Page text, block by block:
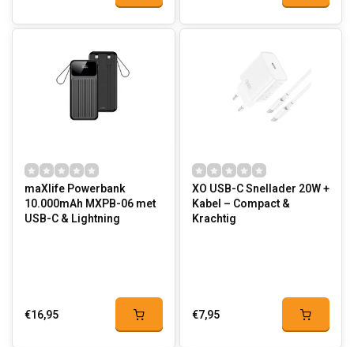
maXlife Powerbank
10.000mAh MXPB-06 met
USB-C & Lightning
€16,95
XO USB-C Snellader 20W +
Kabel – Compact &
Krachtig
€7,95